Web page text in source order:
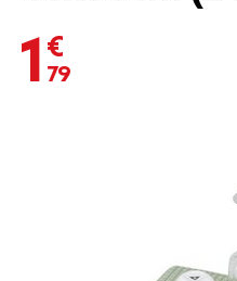
1,79 €